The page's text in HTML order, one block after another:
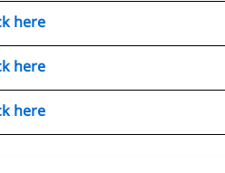
here
here
here